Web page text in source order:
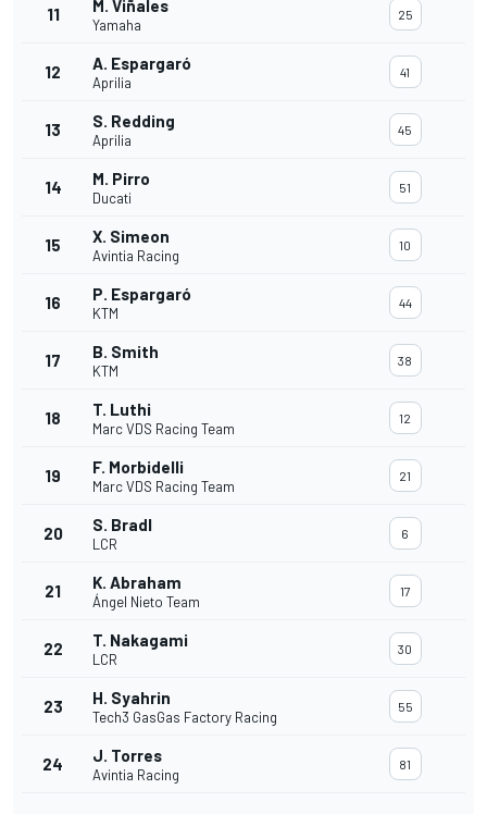
11 M. Viñales
Yamaha
25
12 A. Espargaró
Aprilia
41
13 S. Redding
Aprilia
45
14 M. Pirro
Ducati
51
15 X. Simeon
Avintia Racing
10
16 P. Espargaró
KTM
44
17 B. Smith
KTM
38
18 T. Luthi
Marc VDS Racing Team
12
19 F. Morbidelli
Marc VDS Racing Team
21
20 S. Bradl
LCR
6
21 K. Abraham
Ángel Nieto Team
17
22 T. Nakagami
LCR
30
23 H. Syahrin
Tech3 GasGas Factory Racing
55
24 J. Torres
Avintia Racing
81